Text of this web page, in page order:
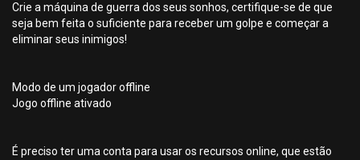
Crie a máquina de guerra dos seus sonhos, certifique-se de que
seja bem feita o suficiente para receber um golpe e começar a
eliminar seus inimigos!
Modo de um jogador offline
Jogo offline ativado
É preciso ter uma conta para usar os recursos online, que estão